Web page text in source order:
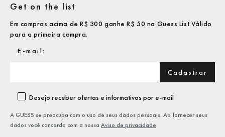
Get on the list
Em compras acima de R$ 300 ganhe R$ 50 na Guess List.Válido
para a primeira compra.
Cadastrar
Desejo receber ofertas e informativos por e-mail
A GUESS se preocupa com o uso de seus dados pessoais. Ao fornecer seus
dados você concorda com a nossa Aviso de privacidade